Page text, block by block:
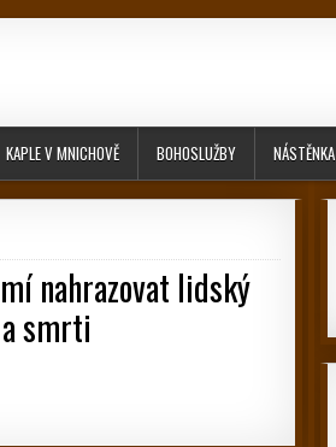
KAPLE V MNICHOVĚ BOHOSLUŽBY NÁSTĚNKA
nahrazovat lidský
smrti